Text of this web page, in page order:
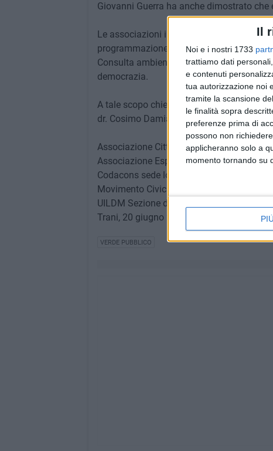
Il
Noi e i nostri 1733
trattiamo dati
e contenuti
tua autorizzazione noi
tramite la scansione
le finalità sopra
preferenze prima di
possono non
applicheranno solo a
momento tornando su
Giovanni Guerra ha anche dimostrato
Le associazioni intendono in questo
programmazione, anche pluriennale, di
Consulta ambientale, quella
democrazia.
A tale scopo chiederanno una
dr. Cosimo Damiano Di Lernia.
Associazione Cittadinanza Attiva Oikos
Associazione Esposti Amianto e rischi
Codacons sede locale di Trani – Avv.
Movimento Civici Art.97 Trani – Raffaele
UILDM Sezione di Trani – Gennaro Palmieri
Trani, 20 giugno 2024
VERDE PUBBLICO